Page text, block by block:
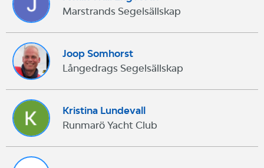
Marstrands Segelsällskap
Joop Somhorst
Långedrags Segelsällskap
Kristina Lundevall
Runmarö Yacht Club